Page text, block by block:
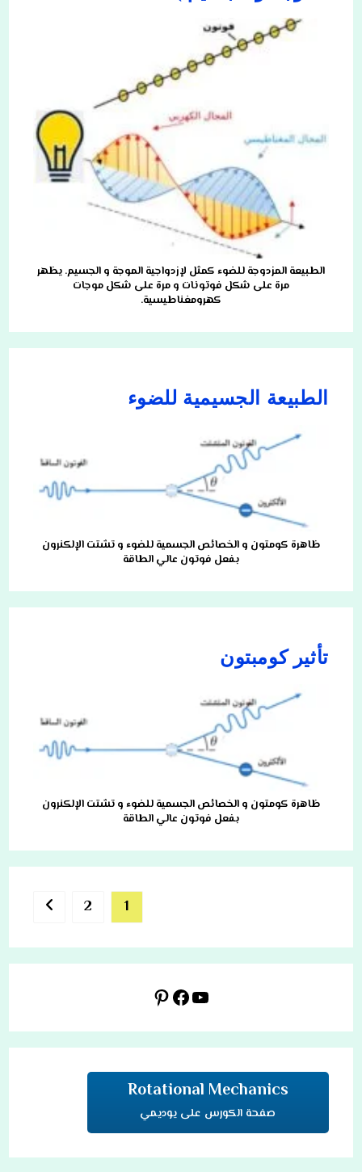
الطبيعة المزدوجة للضوء كمثل لإزدواجية الموجة و الجسيم. يظهر
مرة على شكل فوتونات و مرة على شكل موجات
كهرومغناطيسية.
الطبيعة الجسيمية للضوء
ظاهرة كومتون و الخصائص الجسمية للضوء و تشتت الإلكنرون
بفعل فوتون عالي الطاقة
تأثير كومبتون
ظاهرة كومتون و الخصائص الجسمية للضوء و تشتت الإلكنرون
بفعل فوتون عالي الطاقة
1
2
page
يوتيوبفيسبوكبينتريست
Rotational Mechanics
صفحة الكورس على يوديمي